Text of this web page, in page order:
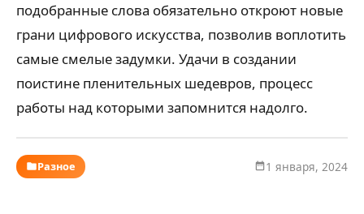
подобранные слова обязательно откроют новые
грани цифрового искусства, позволив воплотить
самые смелые задумки. Удачи в создании
поистине пленительных шедевров, процесс
работы над которыми запомнится надолго.
Разное 1 января, 2024